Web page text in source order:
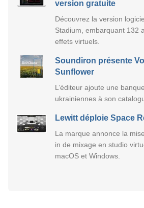
version gratuite
Découvrez la version
Stadium, embarquant 132
effets virtuels.
Soundiron présente
Sunflower
L’éditeur ajoute une
ukrainiennes à son
Lewitt déploie Space
La marque annonce la
in de mixage en studio
macOS et Windows.